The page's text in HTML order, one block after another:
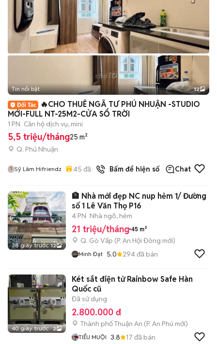
+2
Tin nổi bật 12
🔥CHO THUÊ NGÃ TƯ PHÚ NHUẬN -STUDIO
MỚI-FULL NT-25M2-CỬA SỔ TRỜI
1 PN Căn hộ dịch vụ, mini
5,5 triệu/tháng25 m²
Q. Phú Nhuận
Sỹ Lâm Hifriendz 45 đã bán Bấm để hiện số Chat
38 giây trước 12
🏦 Nhà mới đẹp NC nup hẻm 1/ Đường
số 1 Lê Văn Thọ P16
4 PN Nhà ngõ, hẻm
21 triệu/tháng 45 m²
Q. Gò Vấp (P. An Hội Đông mới)
Minh Đạt 5.0 294đã bán
40 giây trước 2
Két sắt điện tử Rainbow Safe Hàn
Quốc cũ
Đã sử dụng
2.800.000 đ
Thành phố Thuận An (P. An Phú mới)
TIỂU MUỘI 3.8 17 đã bán